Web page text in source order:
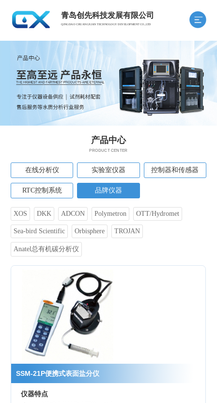
青岛创先科技发展有限公司
QINGDAO CHUANGXIAN TECHNOLOGY DEVELOPMENT CO.,LTD
产品中心
PRODUCT CENTER
在线分析仪 实验室仪器 控制器和传感器
RTC控制系统 品牌仪器
XOS DKK ADCON Polymetron OTT/Hydromet
Sea-bird Scientific Orbisphere TROJAN
Anatel总有机碳分析仪
SSM-21P便携式表面盐分仪
仪器特点